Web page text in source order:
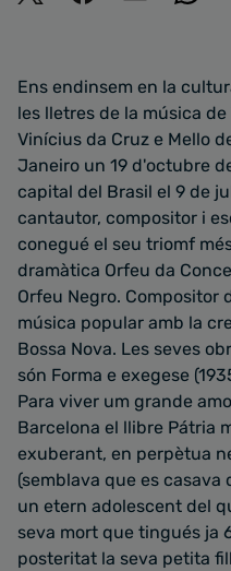
Ens endinsem en la
les lletres de la música
Vinícius da Cruz e Mello
Janeiro un 19 d'octubre
capital del Brasil el 9 de
cantautor, compositor i
conegué el seu triomf
dramàtica Orfeu da
Orfeu Negro. Compositor
música popular amb la
Bossa Nova. Les seves
són Forma e exegese
Para viver um grande
Barcelona el llibre Pátria
exuberant, en perpètua
(semblava que es casava
un etern adolescent del
seva mort que tingués ja
posteritat la seva petita